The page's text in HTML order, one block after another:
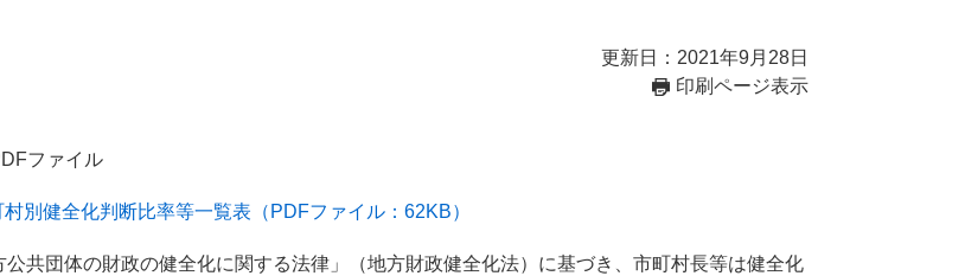
更新日：2021年9月28日
印刷ページ表示
ファイル
村別健全化判断比率等一覧表（PDFファイル：62KB）
共団体の財政の健全化に関する法律」（地方財政健全化法）に基づき、市町村長等は健全化